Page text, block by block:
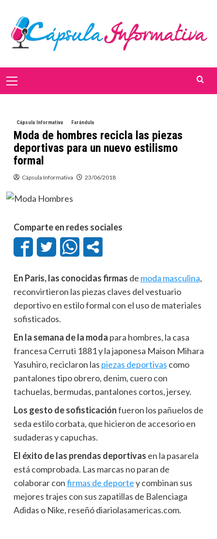
contenido
Menú
Cápsula Informativa Farándula
Moda de hombres recicla las piezas
deportivas para un nuevo estilismo
formal
Cápsula Informativa 23/06/2018
Comparte en redes sociales
En Paris, las conocidas firmas de moda masculina,
reconvirtieron las piezas claves del vestuario
deportivo en estilo formal con el uso de materiales
sofisticados.
En la semana de la moda para hombres, la casa
francesa Cerruti 1881 y la japonesa Maison Mihara
Yasuhiro, reciclaron las piezas deportivas como
pantalones tipo obrero, denim, cuero con
tachuelas, bermudas, pantalones cortos, jersey.
Los gesto de sofisticaciónfueron los pañuelos de
seda estilo corbata, que hicieron de accesorio en
sudaderas y capuchas.
El éxito de las prendas deportivas en la pasarela
está comprobada. Las marcas no paran de
colaborar confirmas de deportey combinan sus
mejores trajes con sus zapatillas de Balenciaga
Adidas o Nike, reseñó diariolasamericas.com.